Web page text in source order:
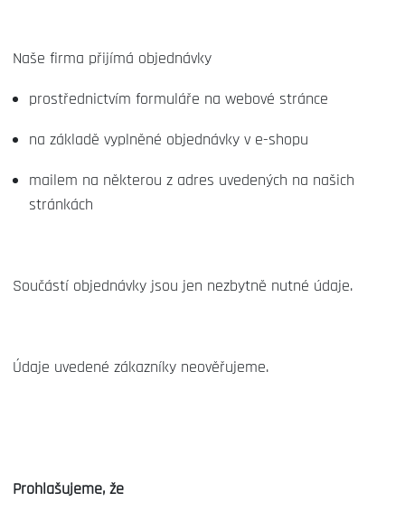
Naše firma přijímá objednávky
prostřednictvím formuláře na webové stránce
na základě vyplněné objednávky v e-shopu
mailem na některou z adres uvedených na našich
stránkách
Součástí objednávky jsou jen nezbytně nutné údaje.
Údaje uvedené zákazníky neověřujeme.
Prohlašujeme, že